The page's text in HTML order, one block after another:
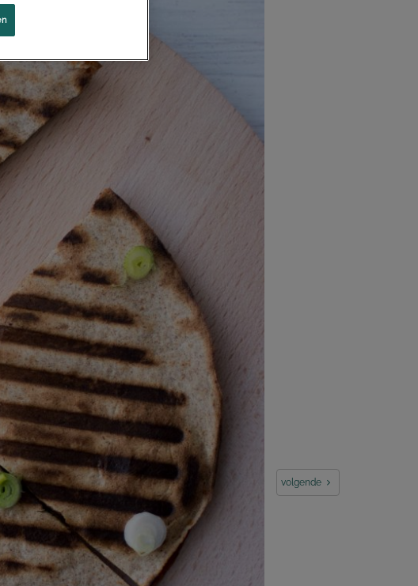
volgende